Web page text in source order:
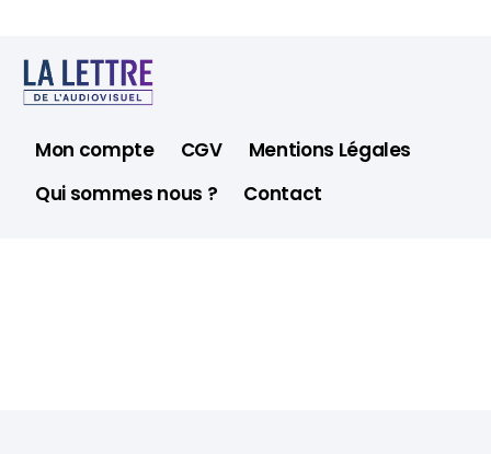
Mon compte CGV
Mentions Légales
Qui sommes nous ?
Contact